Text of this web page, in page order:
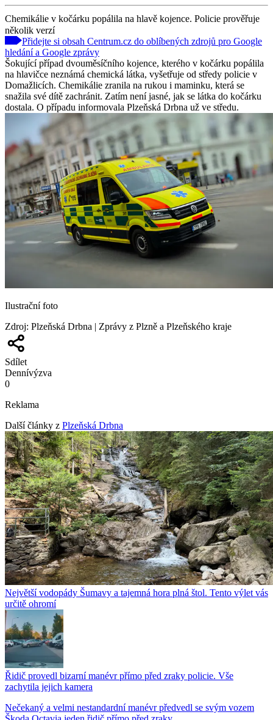
Chemikálie v kočárku popálila na hlavě kojence. Policie prověřuje
několik verzí
Přidejte si obsah Centrum.cz do oblíbených zdrojů pro Google
hledání a Google zprávy
Šokující případ dvouměsíčního kojence, kterého v kočárku popálila
na hlavičce neznámá chemická látka, vyšetřuje od středy policie v
Domažlicích. Chemikálie zranila na rukou i maminku, která se
snažila své dítě zachránit. Zatím není jasné, jak se látka do kočárku
dostala. O případu informovala Plzeňská Drbna už ve středu.
Ilustrační foto
Zdroj: Plzeňská Drbna | Zprávy z Plzně a Plzeňského kraje
Sdílet
Dennívýzva
0
Reklama
Další články z Plzeňská Drbna
Největší vodopády Šumavy a tajemná hora plná štol. Tento výlet vás
určitě ohromí
Řidič provedl bizarní manévr přímo před zraky policie. Vše
zachytila jejich kamera
Nečekaný a velmi nestandardní manévr předvedl se svým vozem